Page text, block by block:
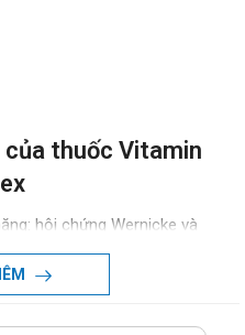
của thuốc Vitamin
hội chứng Wernicke và
đa dây thần kinh do rượu.
dây thần kinh lưng, hông,
các trường hợp: bệnh